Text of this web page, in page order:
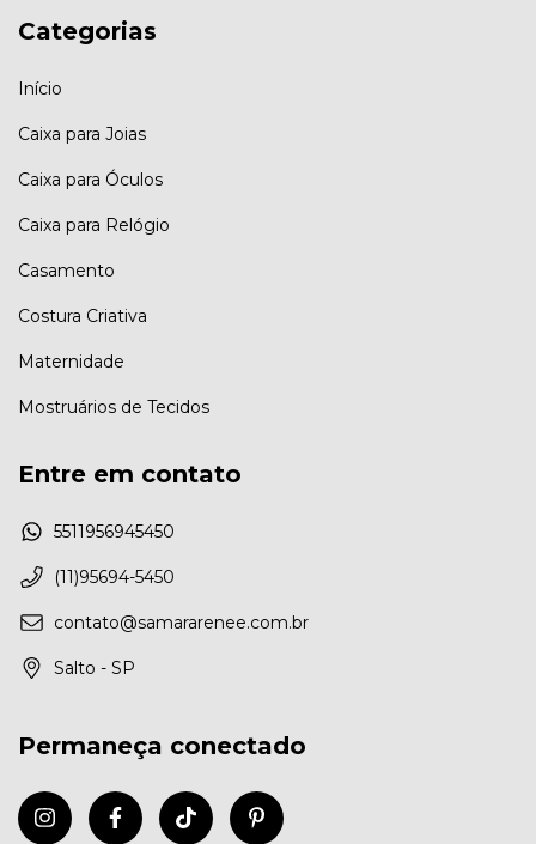
Categorias
Início
Caixa para Joias
Caixa para Óculos
Caixa para Relógio
Casamento
Costura Criativa
Maternidade
Mostruários de Tecidos
Entre em contato
5511956945450
(11)95694-5450
contato@samararenee.com.br
Salto - SP
Permaneça conectado